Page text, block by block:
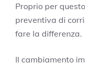
Proprio per
preventiva di
fare la differenza.
Il cambiamento